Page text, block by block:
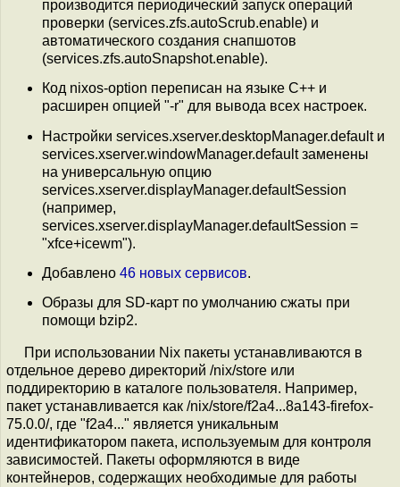
производится периодический запуск операций
проверки (services.zfs.autoScrub.enable) и
автоматического создания снапшотов
(services.zfs.autoSnapshot.enable).
Код nixos-option переписан на языке C++ и
расширен опцией "-r" для вывода всех настроек.
Настройки services.xserver.desktopManager.default и
services.xserver.windowManager.default заменены
на универсальную опцию
services.xserver.displayManager.defaultSession
(например,
services.xserver.displayManager.defaultSession =
"xfce+icewm").
Добавлено 46 новых сервисов.
Образы для SD-карт по умолчанию сжаты при
помощи bzip2.
При использовании Nix пакеты устанавливаются в
отдельное дерево директорий /nix/store или
поддиректорию в каталоге пользователя. Например,
пакет устанавливается как /nix/store/f2a4...8a143-firefox-
75.0.0/, где "f2a4..." является уникальным
идентификатором пакета, используемым для контроля
зависимостей. Пакеты оформляются в виде
контейнеров, содержащих необходимые для работы